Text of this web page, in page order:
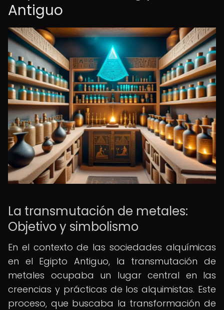
Antiguo
La transmutación de metales:
Objetivo y simbolismo
En el contexto de las sociedades alquímicas
en el Egipto Antiguo, la transmutación de
metales ocupaba un lugar central en las
creencias y prácticas de los alquimistas. Este
proceso, que buscaba la transformación de